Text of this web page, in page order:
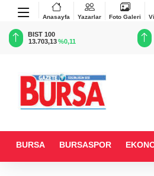
Anasayfa Yazarlar Foto Galeri
BIST 100
13.703,13%0,11
BURSA BURSASPOR